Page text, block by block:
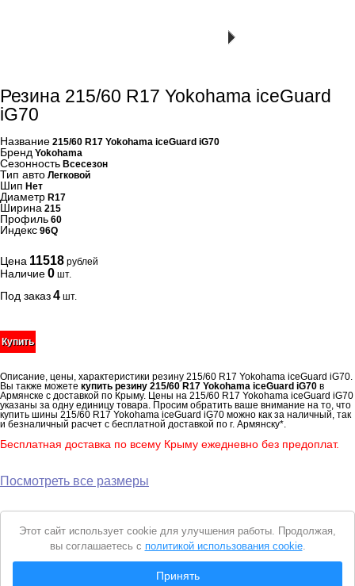
Резина 215/60 R17 Yokohama iceGuard
iG70
Название 215/60 R17 Yokohama iceGuard iG70
Бренд Yokohama
Сезонность Всесезон
Тип авто Легковой
Шип Нет
Диаметр R17
Ширина 215
Профиль 60
Индекс 96Q
Цена 11518 рублей
Наличие0 шт.
Под заказ4 шт.
Купить
Описание, цены, характеристики резину 215/60 R17 Yokohama iceGuard iG70.
Вы также можете купить резину 215/60 R17 Yokohama iceGuard iG70 в
Армянске с доставкой по Крыму. Цены на 215/60 R17 Yokohama iceGuard iG70
указаны за одну единицу товара. Просим обратить ваше внимание на то, что
купить шины 215/60 R17 Yokohama iceGuard iG70 можно как за наличный, так
и безналичный расчет с бесплатной доставкой по г. Армянску*.
Бесплатная доставка по всему Крыму ежедневно без предоплат.
Посмотреть все размеры
Вся представленная на сайте информация носит справочный характер и не
Уведомление
cookie
Этот сайт использует cookie для улучшения работы. Продолжая,
вы соглашаетесь с политикой использования cookie.
Принять